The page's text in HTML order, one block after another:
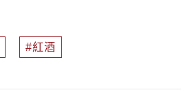
紅酒